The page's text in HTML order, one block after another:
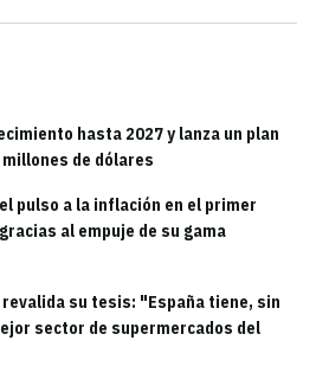
hasta 2027 y lanza un plan
de dólares
pulso a la inflación en el primer
al empuje de su gama
su tesis: "España tiene, sin
sector de supermercados del